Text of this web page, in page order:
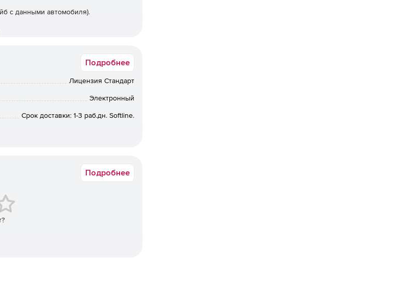
с данными автомобиля).
Подробнее
Лицензия Стандарт
Электронный
Срок доставки: 1-3 раб.дн. Softline.
Подробнее